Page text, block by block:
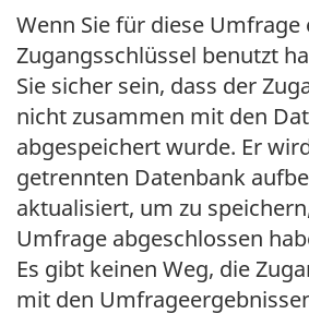
Wenn Sie für diese Umfrage
Zugangsschlüssel benutzt
Sie sicher sein, dass der
nicht zusammen mit den
abgespeichert wurde. Er
getrennten Datenbank
aktualisiert, um zu
Umfrage abgeschlossen
Es gibt keinen Weg, die
mit den